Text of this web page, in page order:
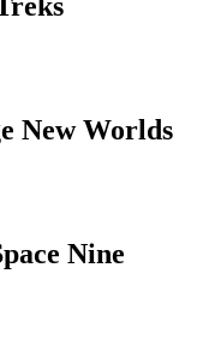
New Worlds
Nine